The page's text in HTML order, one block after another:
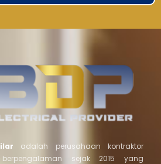
adalah perusahaan kontraktor
sejak 2015 yang